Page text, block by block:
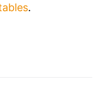
.